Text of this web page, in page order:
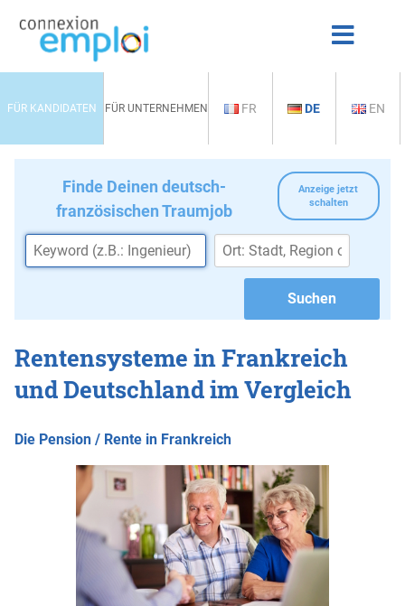
FÜR KANDIDATEN FÜR UNTERNEHMEN FR DE EN
Anzeige jetzt
schalten
Finde Deinen deutsch-
französischen Traumjob
Rentensysteme in Frankreich
und Deutschland im Vergleich
Die Pension / Rente in Frankreich